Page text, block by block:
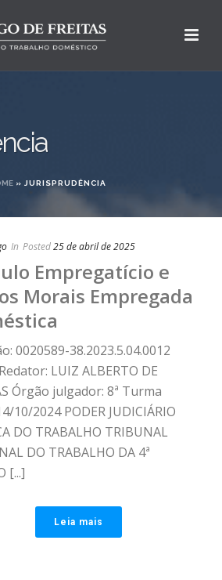
» JURISPRUDÊNCIA
In Posted25 de abril de 2025
Empregatício e
Morais Empregada
0020589-38.2023.5.04.0012
LUIZ ALBERTO DE
Órgão julgador: 8ª Turma
10/2024 PODER JUDICIÁRIO
DO TRABALHO TRIBUNAL
DO TRABALHO DA 4ª
[...]
Leia mais